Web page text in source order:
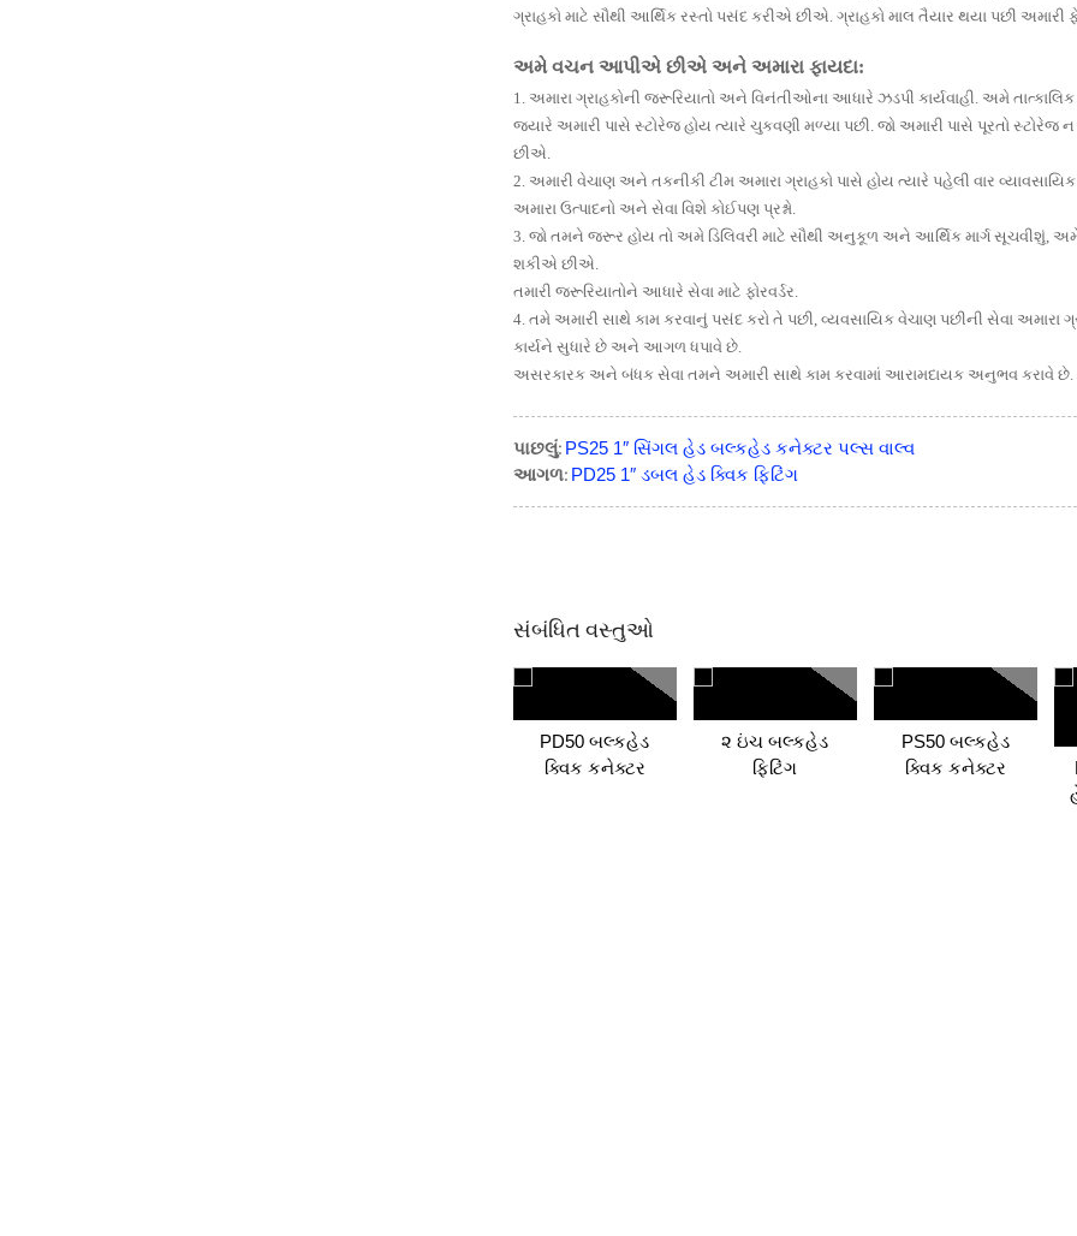
ગ્રાહકો માટે સૌથી આર્થિક રસ્તો પસંદ કરીએ છીએ. ગ્રાહકો માલ તૈયાર થયા પછી અમારી
અમે વચન આપીએ છીએ અને અમારા ફાયદા:
1. અમારા ગ્રાહકોની જરૂરિયાતો અને વિનંતીઓના આધારે ઝડપી કાર્યવાહી. અમે તાત્કાલિક
જ્યારે અમારી પાસે સ્ટોરેજ હોય ​​ત્યારે ચુકવણી મળ્યા પછી. જો અમારી પાસે પૂરતો સ્ટોરેજ
છીએ.
2. અમારી વેચાણ અને તકનીકી ટીમ અમારા ગ્રાહકો પાસે હોય ત્યારે પહેલી વાર
અમારા ઉત્પાદનો અને સેવા વિશે કોઈપણ પ્રશ્નો.
3. જો તમને જરૂર હોય તો અમે ડિલિવરી માટે સૌથી અનુકૂળ અને આર્થિક માર્ગ સૂચવીશું, અમે
શકીએ છીએ.
તમારી જરૂરિયાતોને આધારે સેવા માટે ફોરવર્ડર.
4. તમે અમારી સાથે કામ કરવાનું પસંદ કરો તે પછી, વ્યવસાયિક વેચાણ પછીની સેવા અમારા
કાર્યને સુધારે છે અને આગળ ધપાવે છે.
અસરકારક અને બંધક સેવા તમને અમારી સાથે કામ કરવામાં આરામદાયક અનુભવ કરાવે છે.
પાછલું: PS25 1″ સિંગલ હેડ બલ્કહેડ કનેક્ટર પલ્સ વાલ્વ
આગળ: PD25 1″ ડબલ હેડ ક્વિક ફિટિંગ
સંબંધિત વસ્તુઓ
PD50 બલ્કહેડ
ક્વિક કનેક્ટર
૨ ઇંચ બલ્કહેડ
ફિટિંગ
PS50 બલ્કહેડ
ક્વિક કનેક્ટર